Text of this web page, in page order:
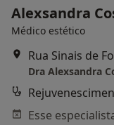
Alexsandra
Médico estético
Dra Alexsandra